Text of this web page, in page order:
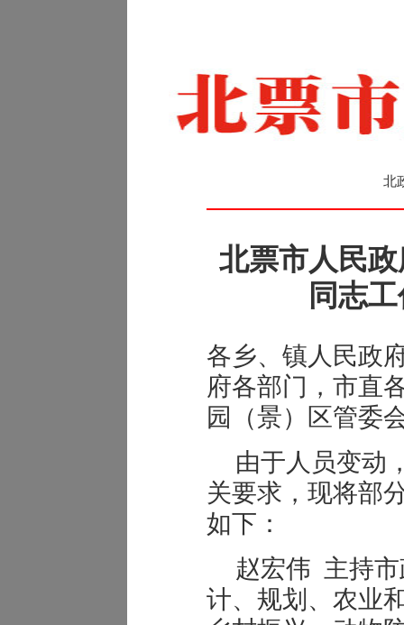
北
北票市人民
同志
各乡、镇人民政
府各部门，市直
园（景）区管委
由于人员变动
关要求，现将部
如下：
赵宏伟 主持
计、规划、农业